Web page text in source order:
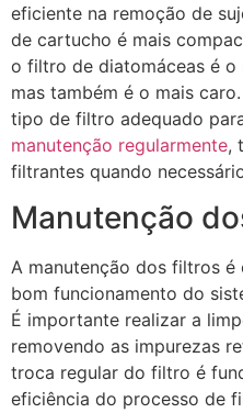
eficiente na remoção de
de cartucho é mais
o filtro de diatomáceas é o
mas também é o mais
tipo de filtro adequado
manutenção regularmente,
filtrantes quando
Manutenção
A manutenção dos filtros é
bom funcionamento do
É importante realizar a
removendo as impurezas
troca regular do filtro é
eficiência do processo de